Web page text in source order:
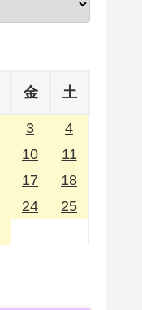
金 土
3
4
10
11
17
18
24
25